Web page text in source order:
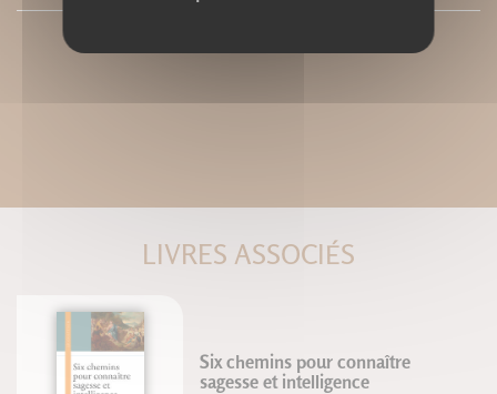
LIVRES ASSOCIÉS
Six chemins pour connaître
sagesse et intelligence